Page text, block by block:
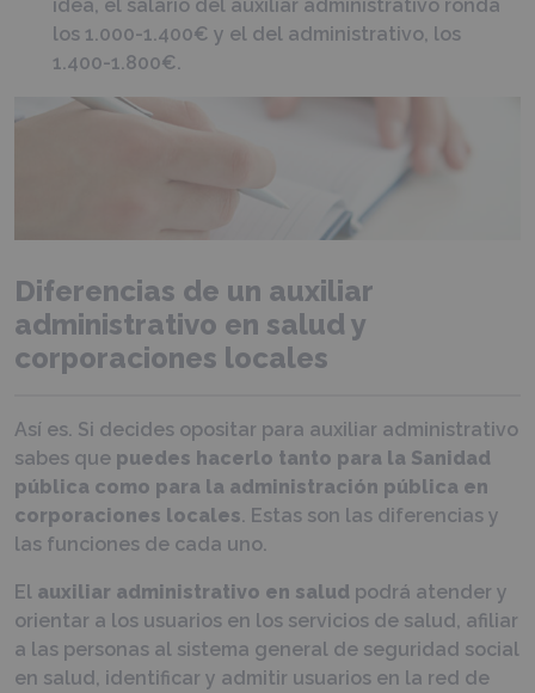
idea, el salario del auxiliar administrativo ronda
los 1.000-1.400€ y el del administrativo, los
1.400-1.800€.
Diferencias de un auxiliar
administrativo en salud y
corporaciones locales
Así es. Si decides opositar para auxiliar administrativo
sabes que puedes hacerlo tanto para la Sanidad
pública como para la administración pública en
corporaciones locales. Estas son las diferencias y
las funciones de cada uno.
El auxiliar administrativo en salud podrá atender y
orientar a los usuarios en los servicios de salud, afiliar
a las personas al sistema general de seguridad social
en salud, identificar y admitir usuarios en la red de